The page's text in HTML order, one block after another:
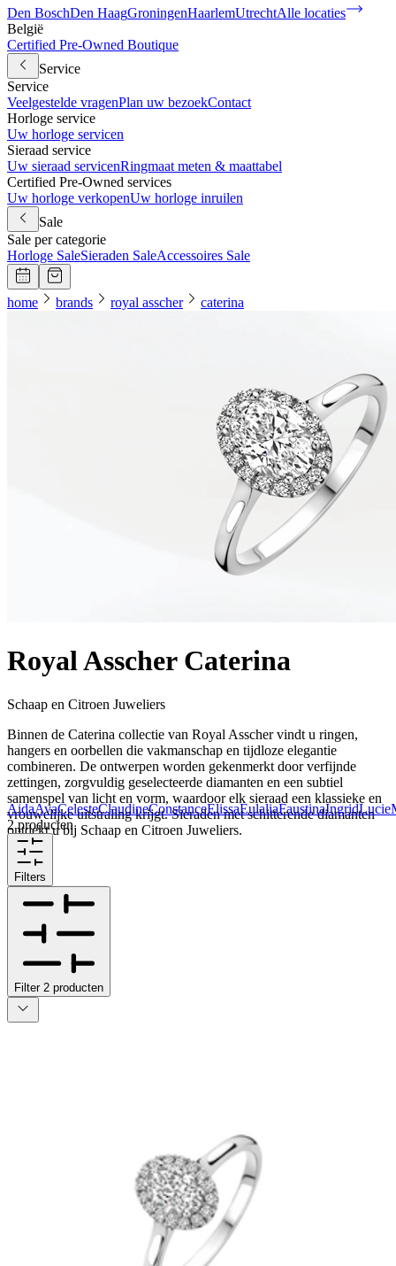
Den BoschDen HaagGroningenHaarlemUtrechtAlle locaties
België
Certified Pre-Owned Boutique
Service
Service
Veelgestelde vragenPlan uw bezoekContact
Horloge service
Uw horloge servicen
Sieraad service
Uw sieraad servicenRingmaat meten & maattabel
Certified Pre-Owned services
Uw horloge verkopenUw horloge inruilen
Sale
Sale per categorie
Horloge SaleSieraden SaleAccessoires Sale
home brands royal asscher caterina
Royal Asscher Caterina
Schaap en Citroen Juweliers
Binnen de Caterina collectie van Royal Asscher vindt u ringen,
hangers en oorbellen die vakmanschap en tijdloze elegantie
combineren. De ontwerpen worden gekenmerkt door verfijnde
zettingen, zorgvuldig geselecteerde diamanten en een subtiel
samenspel van licht en vorm, waardoor elk sieraad een klassieke en
vrouwelijke uitstraling krijgt. Sieraden met schitterende diamanten
ontdekt u bij Schaap en Citroen Juweliers.
AidaAvaCelesteClaudineConstanceElissaEulaliaFaustinaIngridLucie
2 producten
Filters
Filter 2 producten